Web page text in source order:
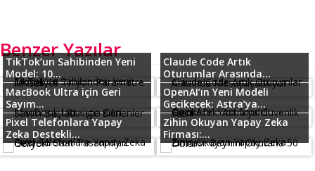
Benzer Yazılar
TikTok’un Sahibinden Yeni
Model: 10...
Claude Code Artık
Oturumlar Arasında...
MacBook Ultra için Geri
Sayım...
OpenAI’ın Yeni Modeli
Gecikecek: Astra’ya...
Pixel Telefonlara Yapay
Zeka Destekli...
Zihin Okuyan Yapay Zeka
Firması:...